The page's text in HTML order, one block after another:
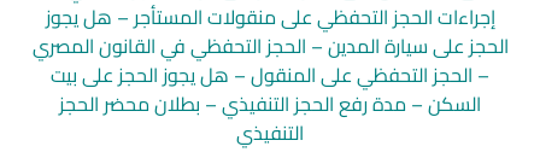
إجراءات الحجز التحفظي على منقولات المستأجر – هل يجوز
الحجز على سيارة المدين – الحجز التحفظي في القانون المصري
– الحجز التحفظي على المنقول – هل يجوز الحجز على بيت
السكن – مدة رفع الحجز التنفيذي – بطلان محضر الحجز
التنفيذي